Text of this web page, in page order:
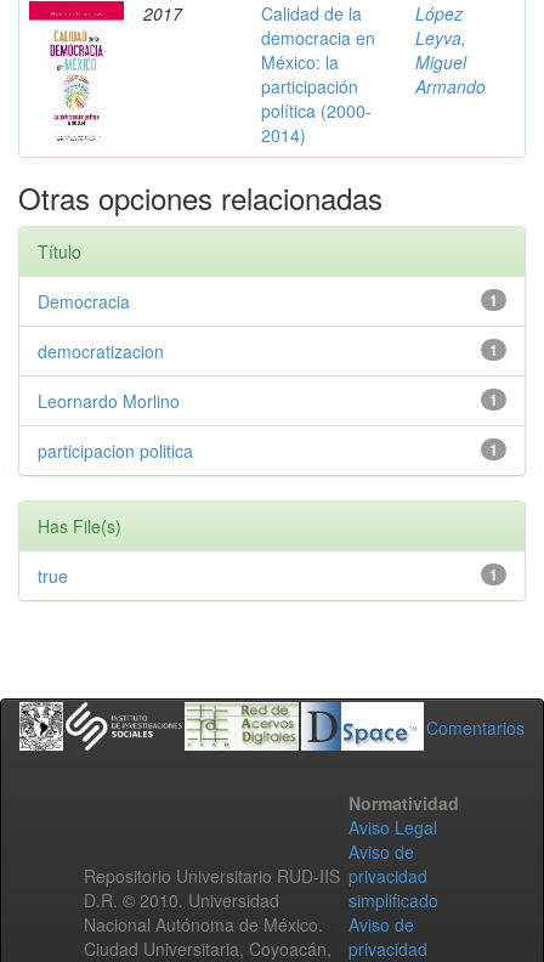
2017
Calidad de la
democracia en
México: la
participación
política (2000-
2014)
López
Leyva,
Miguel
Armando
Otras opciones relacionadas
Título
1
Democracia
1
democratizacion
1
Leornardo Morlino
1
participacion politica
Has File(s)
1
true
Comentarios
Repositorio Universitario RUD-IIS
D.R. © 2010. Universidad
Nacional Autónoma de México.
Ciudad Universitaria, Coyoacán,
Normatividad
Aviso Legal
Aviso de
privacidad
simplificado
Aviso de
privacidad